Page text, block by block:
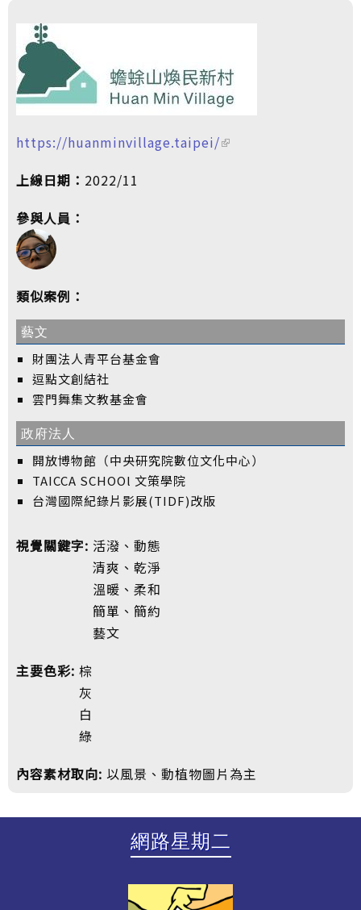
https://huanminvillage.taipei/
上線日期： 2022/11
參與人員：
類似案例：
藝文
財團法人青平台基金會
逗點文創結社
雲門舞集文教基金會
政府法人
開放博物館（中央研究院數位文化中心）
TAICCA SCHOOl 文策學院
台灣國際紀錄片影展(TIDF)改版
視覺關鍵字: 活潑、動態
清爽、乾淨
溫暖、柔和
簡單、簡約
藝文
主要色彩: 棕
灰
白
綠
內容素材取向: 以風景、動植物圖片為主
網路星期二